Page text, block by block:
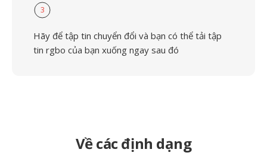
3
Hãy để tập tin chuyển đổi và bạn có thể tải tập
tin rgbo của bạn xuống ngay sau đó
Về các định dạng